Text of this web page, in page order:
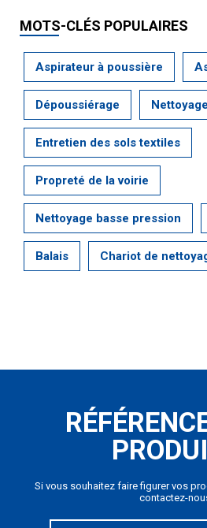
MOTS-CLÉS POPULAIRES
Aspirateur à poussière
Dépoussiérage
Entretien des sols textiles
Propreté de la voirie
Nettoyage basse pression
Balais Chariot de
Si vous souhaitez faire figurer vos
contactez-